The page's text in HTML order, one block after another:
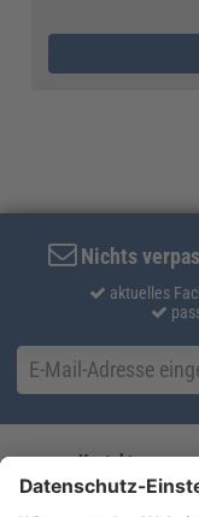
Nichts
aktuelles
Kontakt
Sie erreichen uns